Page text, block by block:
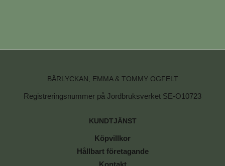
BÄRLYCKAN, EMMA & TOMMY OGFELT
Registreringsnummer på Jordbruksverket SE-O10723
KUNDTJÄNST
Köpvillkor
Hållbart företagande
Kontakt